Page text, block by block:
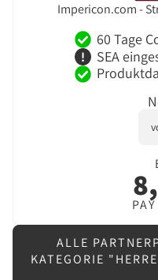
Impericon.com -
60 Tage
SEA
ALLE
KATEGORIE